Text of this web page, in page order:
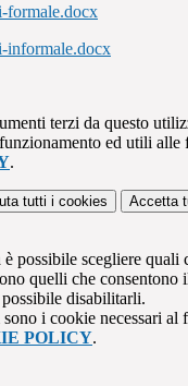
formale.docx
informale.docx
terzi da questo
ed utili alle
.
tutti i cookies Accetta
è possibile scegliere quali
quelli che consentono
disabilitarli.
i cookie necessari al
POLICY.